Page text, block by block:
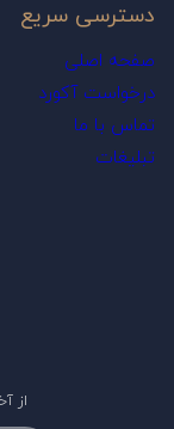
دسترسی سریع
صفحه اصلی
درخواست آکورد
تماس با ما
تبلیغات
از